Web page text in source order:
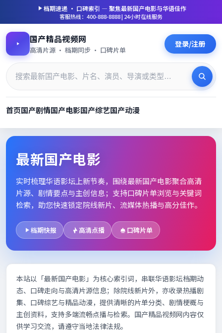
档期速递 · 口碑索引 — 聚焦最新国产电影与华语佳作
客服热线：400-888-8888 | 24小时在线服务
国产精品视频网
高清片源 · 档期同步 · 口碑片单
登录/注册
首页国产剧情国产电影国产综艺国产动漫
最新国产电影_高清片单档期
最新国产电影
实时梳理华语影坛上新节奏，围绕最新国产电影聚合高清
片源、剧情要点与主创信息；支持口碑片单浏览与关键词
检索，助您快速锁定院线新片、流媒体热播与高分佳作。
档期快报 高清点播 口碑片单
本站以「最新国产电影」为核心索引词，串联华语影坛档期动
态、口碑走向与高清片源信息；除院线新片外，亦收录热播剧
集、口碑综艺与精品动漫，提供清晰的片单分类、剧情梗概与
主创资料，支持多端流畅点播与检索。国产精品视频网内容仅
供学习交流，请遵守当地法律法规。